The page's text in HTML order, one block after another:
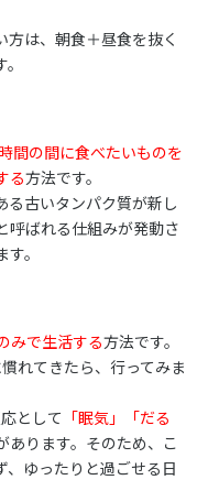
は、朝食＋昼食を抜く
間の間に食べたいものを
る方法です。
る古いタンパク質が新し
呼ばれる仕組みが発動さ
。
みで生活する方法です。
れてきたら、行ってみま
として 「眠気」「だる
あります。そのため、こ
、ゆったりと過ごせる日